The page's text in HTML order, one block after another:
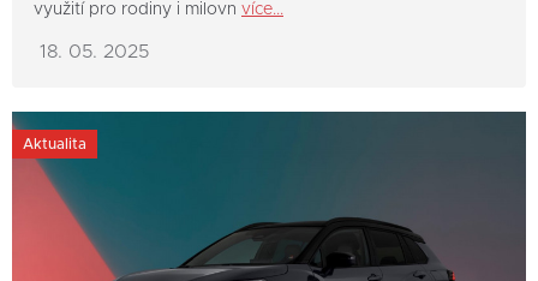
využití pro rodiny i milovn více...
18. 05. 2025
Aktualita